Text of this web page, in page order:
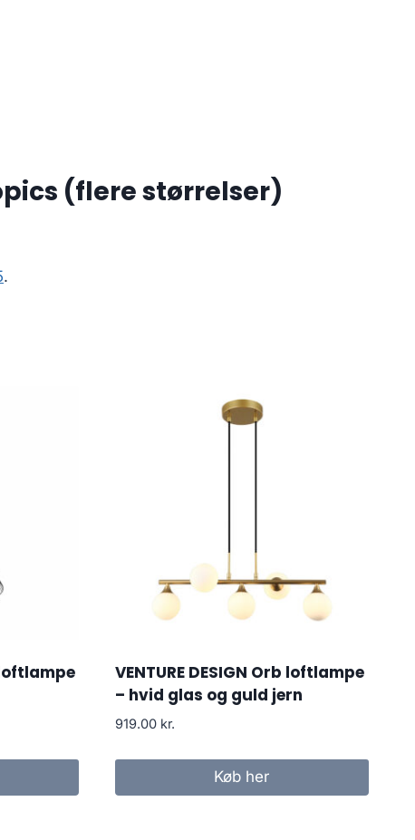
(flere størrelser)
.
loftlampe
VENTURE DESIGN Orb loftlampe
– hvid glas og guld jern
919.00 kr.
Køb her